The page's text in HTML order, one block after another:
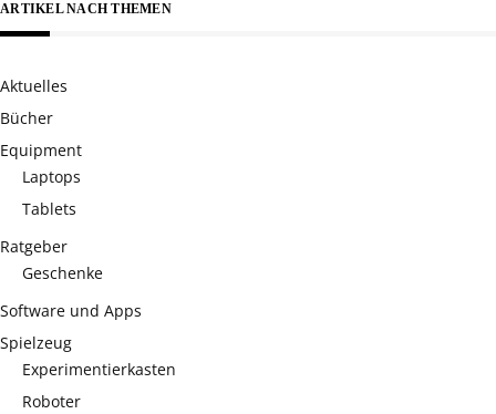
ARTIKEL NACH THEMEN
Aktuelles
Bücher
Equipment
Laptops
Tablets
Ratgeber
Geschenke
Software und Apps
Spielzeug
Experimentierkasten
Roboter